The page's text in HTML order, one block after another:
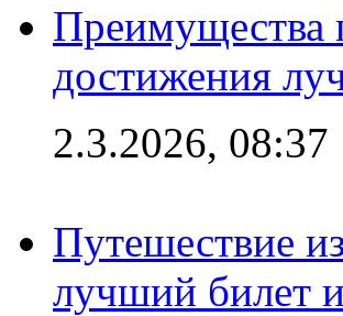
Преимущества
достижения
2.3.2026, 08:37
Путешествие
лучший билет и